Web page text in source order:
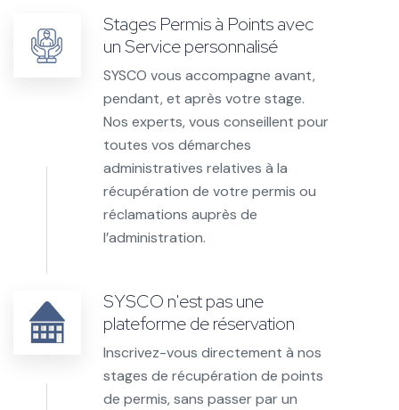
Stages Permis à Points avec
un Service personnalisé
SYSCO vous accompagne avant,
pendant, et après votre stage.
Nos experts, vous conseillent pour
toutes vos démarches
administratives relatives à la
récupération de votre permis ou
réclamations auprès de
l’administration.
SYSCO n'est pas une
plateforme de réservation
Inscrivez-vous directement à nos
stages de récupération de points
de permis, sans passer par un